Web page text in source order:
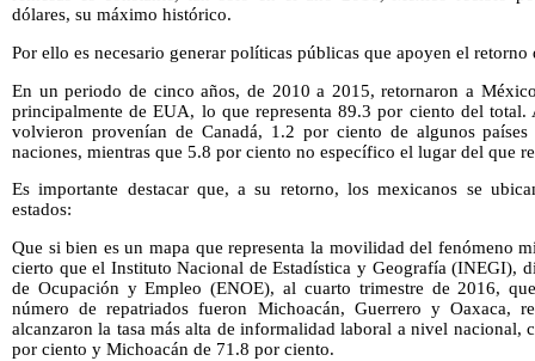
dólares, su máximo histórico.
Por ello es necesario generar políticas públicas que apoyen el retorno
En un periodo de cinco años, de 2010 a 2015, retornaron a
principalmente de EUA, lo que representa 89.3 por ciento del
volvieron provenían de Canadá, 1.2 por ciento de algunos
naciones, mientras que 5.8 por ciento no específico el lugar del que
Es importante destacar que, a su retorno, los mexicanos se
estados:
Que si bien es un mapa que representa la movilidad del fenómeno
cierto que el Instituto Nacional de Estadística y Geografía (INEGI),
de Ocupación y Empleo (ENOE), al cuarto trimestre de 2016,
número de repatriados fueron Michoacán, Guerrero y Oaxaca,
alcanzaron la tasa más alta de informalidad laboral a nivel nacional,
por ciento y Michoacán de 71.8 por ciento.